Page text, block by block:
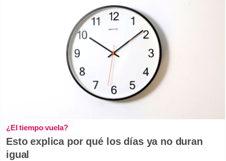
¿El tiempo vuela?
Esto explica por qué los días ya no duran
igual